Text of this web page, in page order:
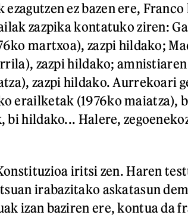
ez bazen ere,
zazpika kontatuko ziren:
martxoa), zazpi hildako;
zazpi hildako;
zazpi hildako. Aurrekoari
erailketak (1976ko maiatza),
bi hildako... Halere,
iritsi zen. Haren
irabazitako askatasun
izan baziren ere, kontua da